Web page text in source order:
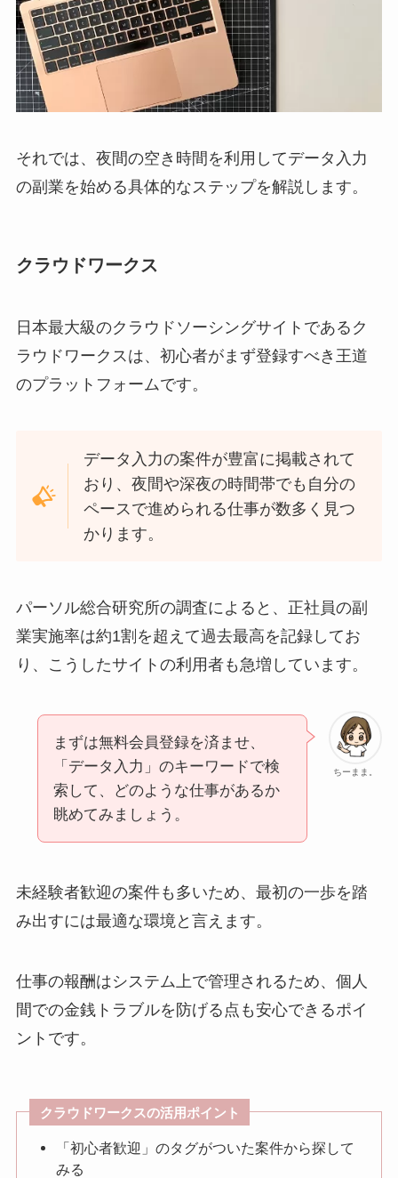
それでは、夜間の空き時間を利用してデータ入力
の副業を始める具体的なステップを解説します。
クラウドワークス
日本最大級のクラウドソーシングサイトであるク
ラウドワークスは、初心者がまず登録すべき王道
のプラットフォームです。
データ入力の案件が豊富に掲載されて
おり、夜間や深夜の時間帯でも自分の
ペースで進められる仕事が数多く見つ
かります。
パーソル総合研究所の調査によると、正社員の副
業実施率は約1割を超えて過去最高を記録してお
り、こうしたサイトの利用者も急増しています。
ちーまま。
まずは無料会員登録を済ませ、
「データ入力」のキーワードで検
索して、どのような仕事があるか
眺めてみましょう。
未経験者歓迎の案件も多いため、最初の一歩を踏
み出すには最適な環境と言えます。
仕事の報酬はシステム上で管理されるため、個人
間での金銭トラブルを防げる点も安心できるポイ
ントです。
クラウドワークスの活用ポイント
「初心者歓迎」のタグがついた案件から探して
みる